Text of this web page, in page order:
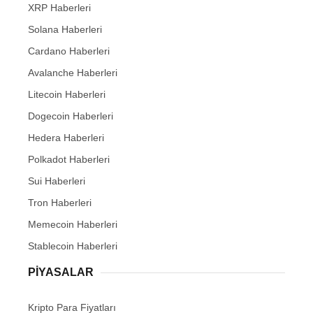
XRP Haberleri
Solana Haberleri
Cardano Haberleri
Avalanche Haberleri
Litecoin Haberleri
Dogecoin Haberleri
Hedera Haberleri
Polkadot Haberleri
Sui Haberleri
Tron Haberleri
Memecoin Haberleri
Stablecoin Haberleri
PIYASALAR
Kripto Para Fiyatları